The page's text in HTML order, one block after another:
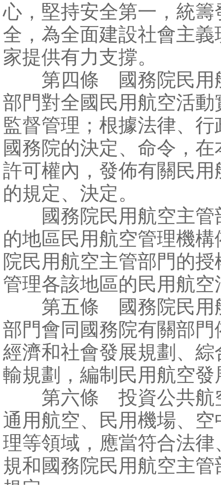
心，堅持安全第一，統籌
全，為全面建設社會主義
家提供有力支撐。
第四條 國務院民用
部門對全國民用航空活動
監督管理；根據法律、行
國務院的決定、命令，在
許可權內，發佈有關民用
的規定、決定。
國務院民用航空主管
的地區民用航空管理機構
院民用航空主管部門的授
管理各該地區的民用航空
第五條 國務院民用
部門會同國務院有關部門
經濟和社會發展規劃、綜
輸規劃，編制民用航空發
第六條 投資公共航
通用航空、民用機場、空
理等領域，應當符合法律
規和國務院民用航空主管